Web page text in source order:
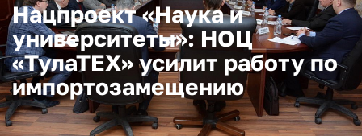
Нацпроект «Наука и
университеты»: НОЦ
«ТулаТЕХ» усилит работу по
импортозамещению